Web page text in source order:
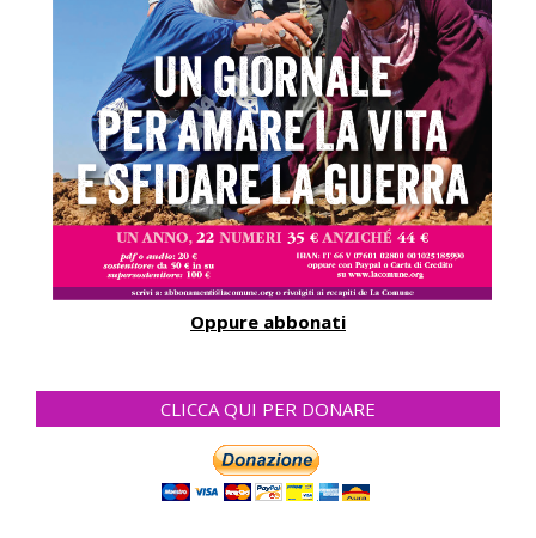
Oppure abbonati
CLICCA QUI PER DONARE